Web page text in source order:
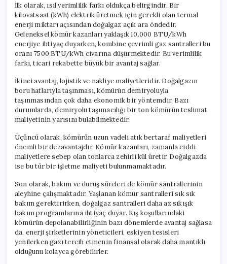
İlk olarak, ısıl verimlilik farkı oldukça belirgindir. Bir
kilovatsaat (kWh) elektrik üretmek için gerekli olan termal
enerji miktarı açısından doğalgaz açık ara öndedir.
Geleneksel kömür kazanları yaklaşık 10.000 BTU/kWh
enerjiye ihtiyaç duyarken, kombine çevrimli gaz santralleri bu
oranı 7500 BTU/kWh civarına düşürmektedir. Bu verimlilik
farkı, ticari rekabette büyük bir avantaj sağlar.
İkinci avantaj, lojistik ve nakliye maliyetleridir. Doğalgazın
boru hatlarıyla taşınması, kömürün demiryoluyla
taşınmasından çok daha ekonomik bir yöntemdir. Bazı
durumlarda, demiryolu taşımacılığı bir ton kömürün teslimat
maliyetinin yarısını bulabilmektedir.
Üçüncü olarak, kömürün uzun vadeli atık bertaraf maliyetleri
önemli bir dezavantajdır. Kömür kazanları, zamanla ciddi
maliyetlere sebep olan tonlarca zehirli kül üretir. Doğalgazda
ise bu tür bir işletme maliyeti bulunmamaktadır.
Son olarak, bakım ve duruş süreleri de kömür santrallerinin
aleyhine çalışmaktadır. Yaşlanan kömür santralleri sık sık
bakım gerektirirken, doğalgaz santralleri daha az sıkışık
bakım programlarına ihtiyaç duyar. Kış koşullarındaki
kömürün depolanabilirliğinin bazı dönemlerde avantaj sağlasa
da, enerji şirketlerinin yöneticileri, eskiyen tesisleri
yenilerken gazı tercih etmenin finansal olarak daha mantıklı
olduğunu kolayca görebilirler.